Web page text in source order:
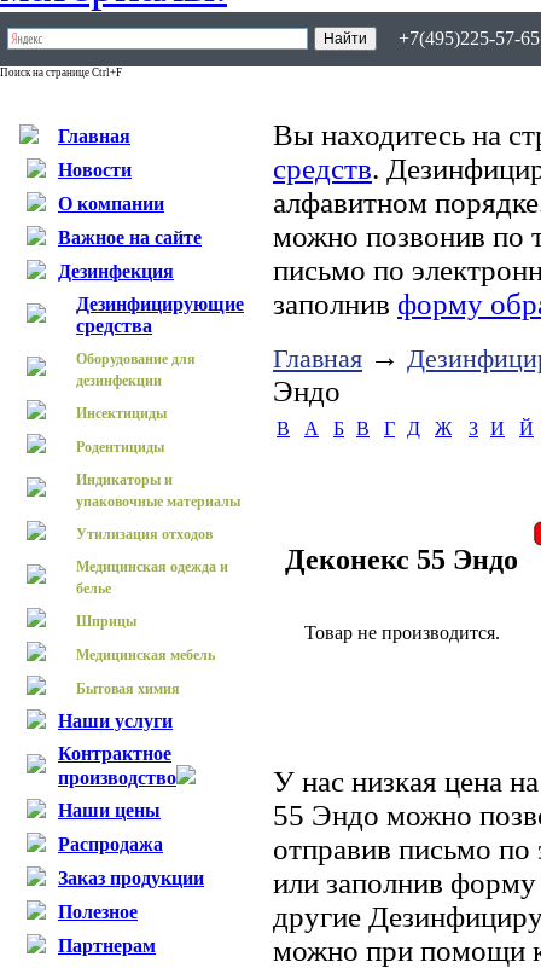
+7(495)225-57-
Поиск на странице Ctrl+F
Главная
Новости
О компании
Важное на сайте
Дезинфекция
Дезинфицирующие
средства
Оборудование для
дезинфекции
Инсектициды
Родентициды
Индикаторы и
упаковочные материалы
Утилизация отходов
Медицинская одежда и
белье
Шприцы
Медицинская мебель
Бытовая химия
Наши услуги
Контрактное
производство
Наши цены
Распродажа
Заказ продукции
Полезное
Партнерам
Вы находитесь на
средств.
алфавитном
можно позвонив по
письмо по
заполнив форму
Главная →
Эндо
B А Б В Г Д Ж З И Й
Деконекс 55 Эндо
Товар не производится.
У нас низкая цена
55 Эндо можно
отправив письмо
или заполнив форму
другие
можно при помощи